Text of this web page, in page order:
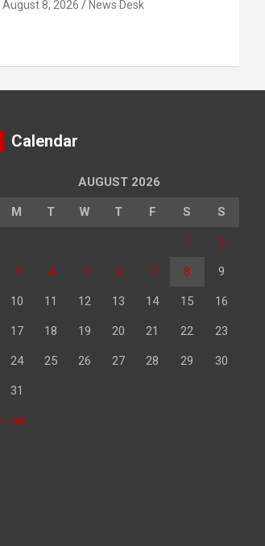
August 8, 2026 News Desk
Calendar
AUGUST 2026
M T W T F S S
1 2
3 4 5 6 7 8 9
10 11 12 13 14 15 16
17 18 19 20 21 22 23
24 25 26 27 28 29 30
31
« Jul